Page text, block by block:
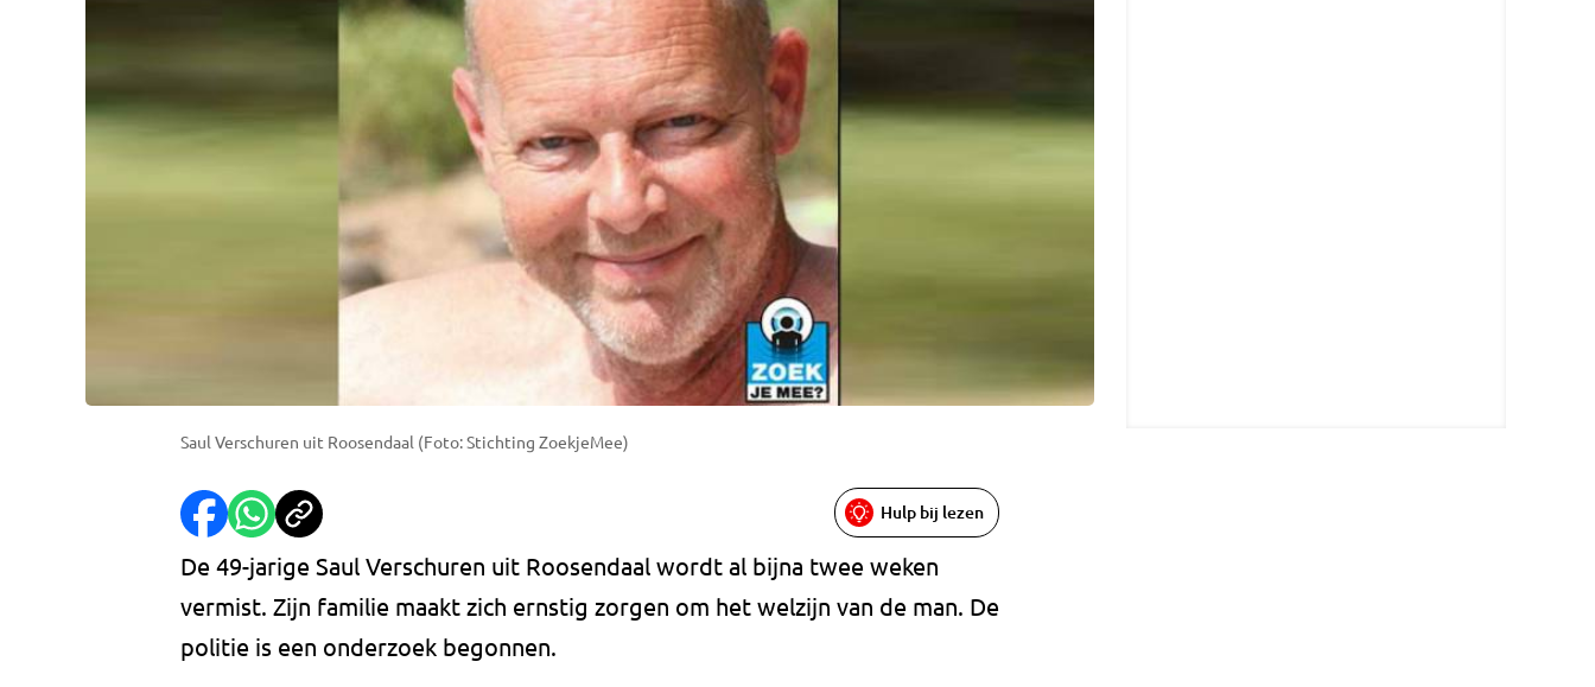
Saul Verschuren uit Roosendaal (Foto: Stichting ZoekjeMee)
Hulp bij lezen
De 49-jarige Saul Verschuren uit Roosendaal wordt al bijna twee weken
vermist. Zijn familie maakt zich ernstig zorgen om het welzijn van de man. De
politie is een onderzoek begonnen.